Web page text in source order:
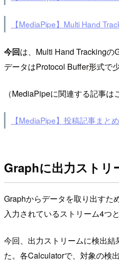
【MediaPipe】Multi Hand
今回は、Multi Hand Trackingの
データはProtocol Buffer形式で
（MediaPipeに関連する記事は
【MediaPipe】投稿記事まとめ
Graphに出力ストリ
Graphからデータを取り出すた
入力されているストリーム4つ
今回、出力ストリームに検出
た。各Calculatorで、対象の検